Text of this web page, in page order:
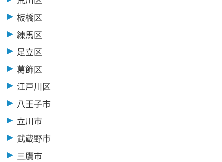
板橋区
練馬区
足立区
葛飾区
江戸川区
八王子市
立川市
武蔵野市
三鷹市